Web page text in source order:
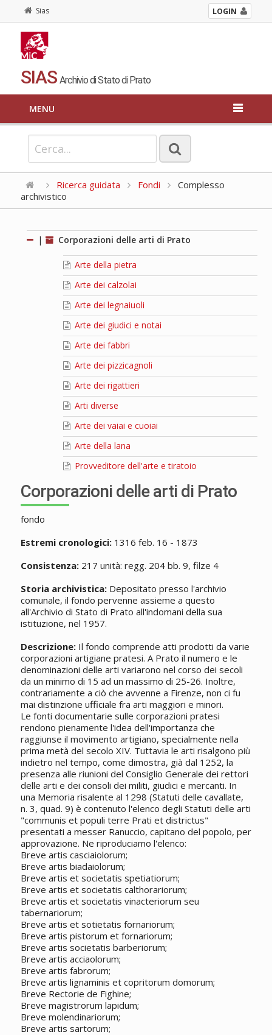
Sias LOGIN
SIAS Archivio di Stato di Prato
MENU
Ricerca guidata Fondi
Complesso
archivistico
| Corporazioni delle arti di Prato
Arte della pietra
Arte dei calzolai
Arte dei legnaiuoli
Arte dei giudici e notai
Arte dei fabbri
Arte dei pizzicagnoli
Arte dei rigattieri
Arti diverse
Arte dei vaiai e cuoiai
Arte della lana
Provveditore dell'arte e tiratoio
Corporazioni delle arti di Prato
fondo
Estremi cronologici:1316 feb. 16 - 1873
Consistenza:217 unità: regg. 204 bb. 9, filze 4
Storia archivistica:Depositato presso l'archivio
comunale, il fondo pervenne assieme a questo
all'Archivio di Stato di Prato all'indomani della sua
istituzione, nel 1957.
Descrizione:Il fondo comprende atti prodotti da varie
corporazioni artigiane pratesi. A Prato il numero e le
denominazioni delle arti variarono nel corso dei secoli
da un minimo di 15 ad un massimo di 25-26. Inoltre,
contrariamente a ciò che avvenne a Firenze, non ci fu
mai distinzione ufficiale fra arti maggiori e minori.
Le fonti documentarie sulle corporazioni pratesi
rendono pienamente l'idea dell'importanza che
raggiunse il movimento artigiano, specialmente nella
prima metà del secolo XIV. Tuttavia le arti risalgono più
indietro nel tempo, come dimostra, già dal 1252, la
presenza alle riunioni del Consiglio Generale dei rettori
delle arti e dei consoli dei militi, giudici e mercanti. In
una Memoria risalente al 1298 (Statuti delle cavallate,
n. 3, quad. 9) è contenuto l'elenco degli Statuti delle arti
"communis et populi terre Prati et districtus"
presentati a messer Ranuccio, capitano del popolo, per
approvazione. Ne riproduciamo l'elenco:
Breve artis casciaiolorum;
Breve artis biadaiolorum;
Breve artis et societatis spetiatiorum;
Breve artis et societatis calthorariorum;
Breve artis et societatis vinacteriorum seu
tabernariorum;
Breve artis et sotietatis fornariorum;
Breve artis pistorum et fornariorum;
Breve artis societatis barberiorum;
Breve artis acciaolorum;
Breve artis fabrorum;
Breve artis lignaminis et copritorum domorum;
Breve Rectorie de Fighine;
Breve magistrorum lapidum;
Breve molendinariorum;
Breve artis sartorum;